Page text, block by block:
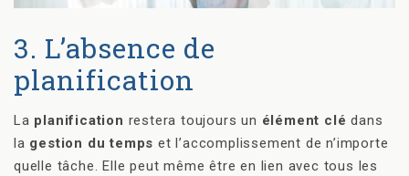
3. L’absence de
planification
La planification restera toujours un élément clé dans
la gestion du temps et l’accomplissement de n’importe
quelle tâche. Elle peut même être en lien avec tous les